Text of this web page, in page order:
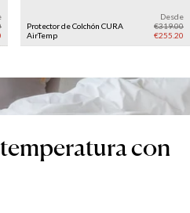
Protector de Colchón CURA
AirTemp
Desde
€319.00
€255.20
con